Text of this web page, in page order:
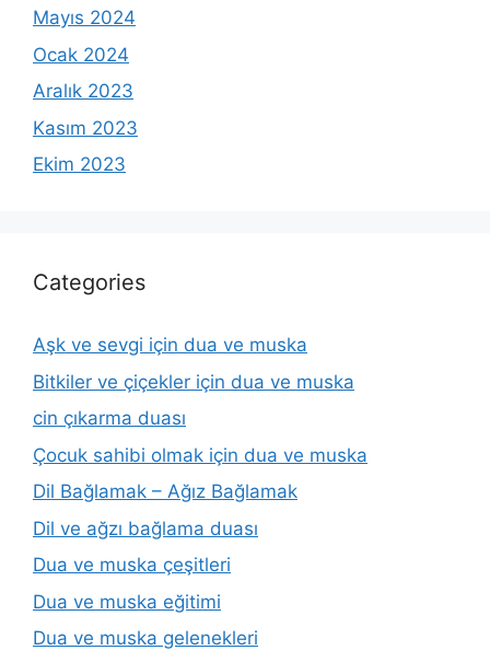
Mayıs 2024
Ocak 2024
Aralık 2023
Kasım 2023
Ekim 2023
Categories
Aşk ve sevgi için dua ve muska
Bitkiler ve çiçekler için dua ve muska
cin çıkarma duası
Çocuk sahibi olmak için dua ve muska
Dil Bağlamak – Ağız Bağlamak
Dil ve ağzı bağlama duası
Dua ve muska çeşitleri
Dua ve muska eğitimi
Dua ve muska gelenekleri